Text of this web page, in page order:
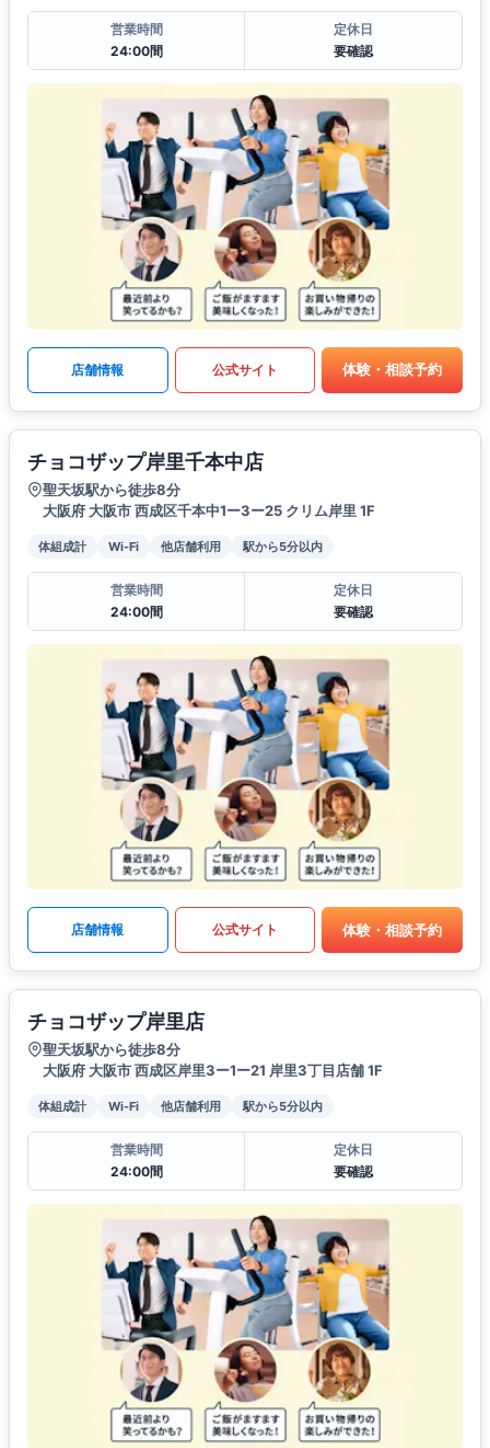
営業時間
24:00間
定休日
要確認
店舗情報 公式サイト 体験・相談予約
チョコザップ岸里千本中店
聖天坂駅から徒歩8分
大阪府 大阪市 西成区千本中1ー3ー25 クリム岸里 1F
体組成計 Wi-Fi 他店舗利用 駅から5分以内
営業時間
24:00間
定休日
要確認
店舗情報 公式サイト 体験・相談予約
チョコザップ岸里店
聖天坂駅から徒歩8分
大阪府 大阪市 西成区岸里3ー1ー21 岸里3丁目店舗 1F
体組成計 Wi-Fi 他店舗利用 駅から5分以内
営業時間
24:00間
定休日
要確認